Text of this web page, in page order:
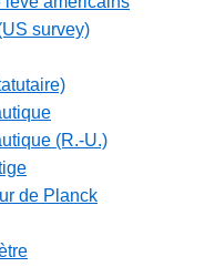
survey)
(R.-U.)
de Planck